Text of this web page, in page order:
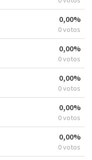
0,00%
0 votos
0,00%
0 votos
0,00%
0 votos
0,00%
0 votos
0,00%
0 votos